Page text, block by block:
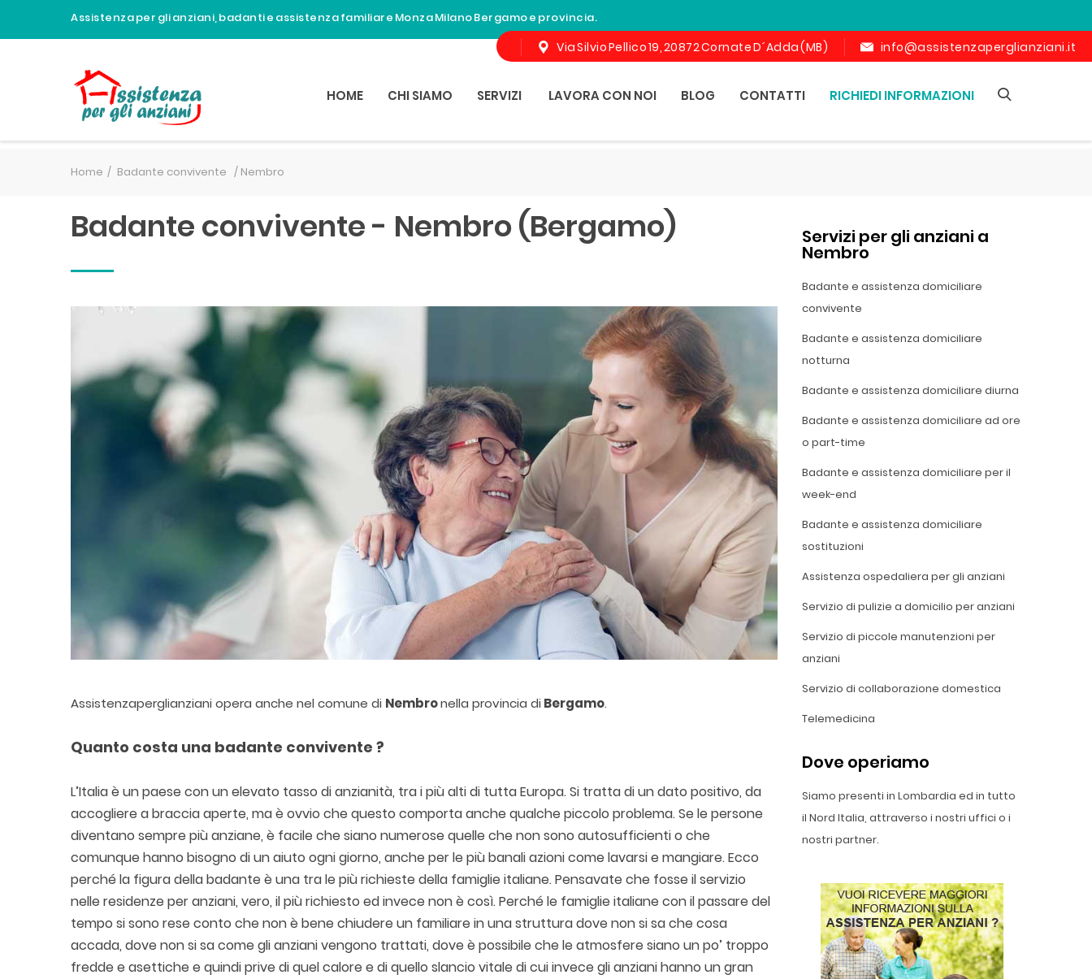
Assistenza per gli anziani, badanti e assistenza familiare Monza Milano Bergamo e provincia.
Via Silvio Pellico 19, 20872 Cornate D´Adda (MB) info@assistenzaperglianziani.it
HOME CHI SIAMO SERVIZI LAVORA CON NOI BLOG CONTATTI RICHIEDI INFORMAZIONI
Home Badante convivente / Nembro
Badante convivente - Nembro (Bergamo)
Assistenzaperglianziani opera anche nel comune di Nembronella provincia di Bergamo.
Quanto costa una badante convivente ?
L’Italia è un paese con un elevato tasso di anzianità, tra i più alti di tutta Europa. Si tratta di un dato positivo, da
accogliere a braccia aperte, ma è ovvio che questo comporta anche qualche piccolo problema. Se le persone
diventano sempre più anziane, è facile che siano numerose quelle che non sono autosufficienti o che
comunque hanno bisogno di un aiuto ogni giorno, anche per le più banali azioni come lavarsi e mangiare. Ecco
perché la figura della badante è una tra le più richieste della famiglie italiane. Pensavate che fosse il servizio
nelle residenze per anziani, vero, il più richiesto ed invece non è così. Perché le famiglie italiane con il passare del
tempo si sono rese conto che non è bene chiudere un familiare in una struttura dove non si sa che cosa
accada, dove non si sa come gli anziani vengono trattati, dove è possibile che le atmosfere siano un po’ troppo
fredde e asettiche e quindi prive di quel calore e di quello slancio vitale di cui invece gli anziani hanno un gran
Servizi per gli anziani a
Nembro
Badante e assistenza domiciliare
convivente
Badante e assistenza domiciliare
notturna
Badante e assistenza domiciliare diurna
Badante e assistenza domiciliare ad ore
o part-time
Badante e assistenza domiciliare per il
week-end
Badante e assistenza domiciliare
sostituzioni
Assistenza ospedaliera per gli anziani
Servizio di pulizie a domicilio per anziani
Servizio di piccole manutenzioni per
anziani
Servizio di collaborazione domestica
Telemedicina
Dove operiamo
Siamo presenti in Lombardia ed in tutto
il Nord Italia, attraverso i nostri uffici o i
nostri partner.